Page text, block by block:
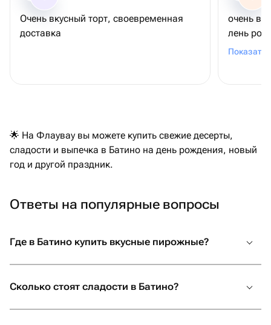
Очень вкусный торт, своевременная
доставка
очень
лень
общении
Показать
🌟 На Флаувау вы можете купить свежие десерты,
сладости и выпечка в Батино на день рождения, новый
год и другой праздник.
Ответы на популярные вопросы
Где в Батино купить вкусные пирожные?
Сколько стоят сладости в Батино?